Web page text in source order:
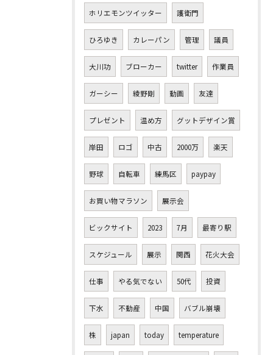
ホリエモンツイッター 護衛門
ひろゆき カレーパン 管理 議員
大川功 ブローカー twitter 作業員
ガーシー 綾野剛 動画 友達
プレゼント 温め方 グットデザイン賞
岸田 ロゴ 中古 2000万 楽天
野球 自転車 練馬区 paypay
お買い物マラソン 展示会
ビックサイト 2023 7月 最寄り駅
スケジュール 展示 関西 花火大会
仕事 やる気でない 50代 投資
下水 不動産 中国 バブル崩壊
株 japan today temperature